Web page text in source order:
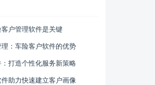
户管理软件是关键
：车险客户软件的优势
打造个性化服务新策略
助力快速建立客户画像